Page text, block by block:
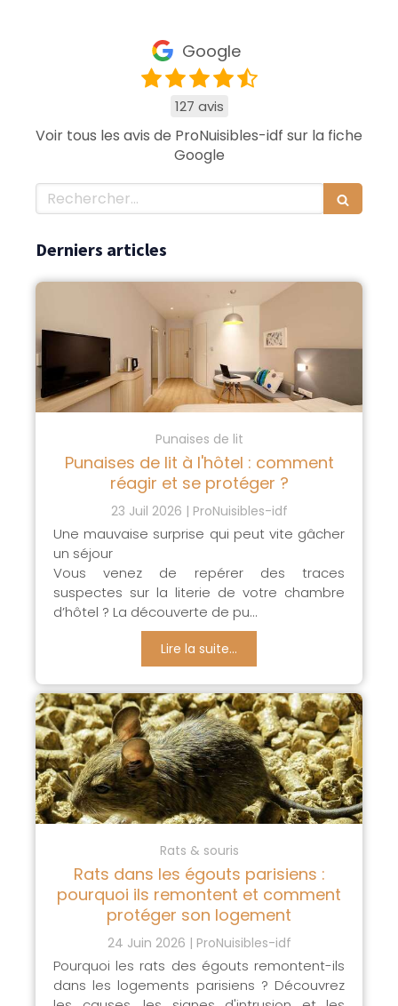
Google
127 avis
Voir tous les avis de ProNuisibles-idf sur la fiche
Google
Rechercher
Derniers articles
Punaises de lit
Punaises de lit à l'hôtel : comment
réagir et se protéger ?
23 Juil 2026 ProNuisibles-idf
Une mauvaise surprise qui peut vite gâcher
un séjour
Vous venez de repérer des traces
suspectes sur la literie de votre chambre
d’hôtel ? La découverte de pu...
Lire la suite...
Rats & souris
Rats dans les égouts parisiens :
pourquoi ils remontent et comment
protéger son logement
24 Juin 2026 ProNuisibles-idf
Pourquoi les rats des égouts remontent-ils
dans les logements parisiens ? Découvrez